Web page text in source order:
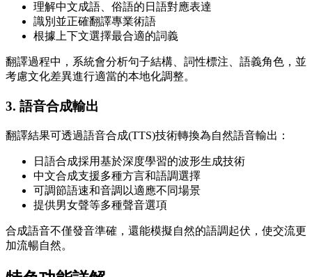
理解中文成語、俗語的日語對應表達
識別並正確翻譯專業術語
根據上下文選擇最合適的詞義
翻譯過程中，系統會分析句子結構、詞性標注、語義角色，並
考慮文化差異進行適當的本地化調整。
3. 語音合成輸出
翻譯結果可透過語音合成(TTS)技術轉換為自然語音輸出：
日語合成採用基於深度學習的波形生成技術
中文合成支援多種方言和語調選擇
可調節語速和音調以適應不同場景
提供男女聲等多種聲音選項
合成語音不僅發音準確，還能模擬自然的語調起伏，使交流更
加流暢自然。